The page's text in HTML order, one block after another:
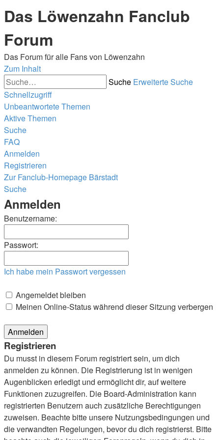
Das Löwenzahn Fanclub
Forum
Das Forum für alle Fans von Löwenzahn
Zum Inhalt
Suche Erweiterte Suche
Schnellzugriff
Unbeantwortete Themen
Aktive Themen
Suche
FAQ
Anmelden
Registrieren
Zur Fanclub-Homepage Bärstadt
Suche
Anmelden
Benutzername:
Passwort:
Ich habe mein Passwort vergessen
Angemeldet bleiben
Meinen Online-Status während dieser Sitzung verbergen
Registrieren
Du musst in diesem Forum registriert sein, um dich
anmelden zu können. Die Registrierung ist in wenigen
Augenblicken erledigt und ermöglicht dir, auf weitere
Funktionen zuzugreifen. Die Board-Administration kann
registrierten Benutzern auch zusätzliche Berechtigungen
zuweisen. Beachte bitte unsere Nutzungsbedingungen und
die verwandten Regelungen, bevor du dich registrierst. Bitte